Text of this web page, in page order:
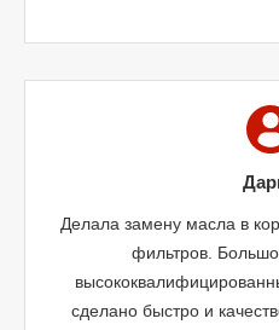
Делала замену масла в
фильтров.
сделано быстро и